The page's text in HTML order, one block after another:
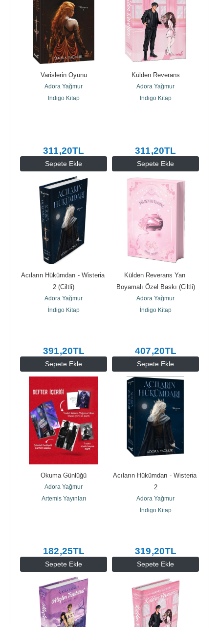
Sepete Ekle
Varislerin Oyunu
Adora Yağmur
İndigo Kitap
311,20TL
Sepete Ekle
Külden Reverans
Adora Yağmur
İndigo Kitap
311,20TL
Sepete Ekle
Acıların Hükümdarı - Wisteria
2 (Ciltli)
Adora Yağmur
İndigo Kitap
391,20TL
Sepete Ekle
Külden Reverans Yan
Boyamalı Özel Baskı (Ciltli)
Adora Yağmur
İndigo Kitap
407,20TL
Sepete Ekle
Okuma Günlüğü
Adora Yağmur
Artemis Yayınları
182,25TL
Sepete Ekle
Acıların Hükümdarı - Wisteria
2
Adora Yağmur
İndigo Kitap
319,20TL